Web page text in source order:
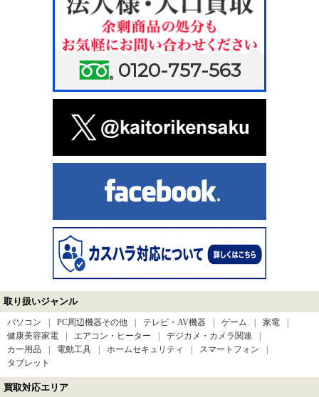
0120-757-563
取り扱いジャンル
パソコン PC周辺機器その他 テレビ・AV機器 ゲーム
家電
健康美容家電
エアコン・ヒーター
デジカメ・カメラ関連
カー用品
電動工具 ホームセキュリティ
スマートフォン
タブレット
買取対応エリア